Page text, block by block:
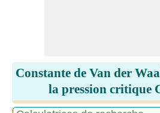
Constante de Van der
la pression critique